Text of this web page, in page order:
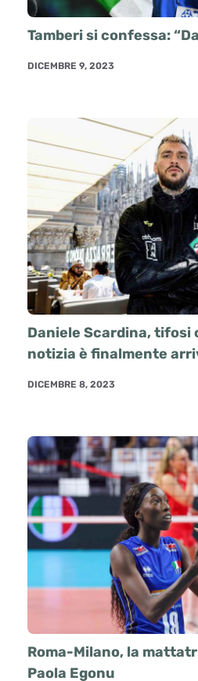
Tamberi si confessa:
DICEMBRE 9, 2023
Daniele Scardina, tifosi
notizia è finalmente
DICEMBRE 8, 2023
Roma-Milano, la
Paola Egonu